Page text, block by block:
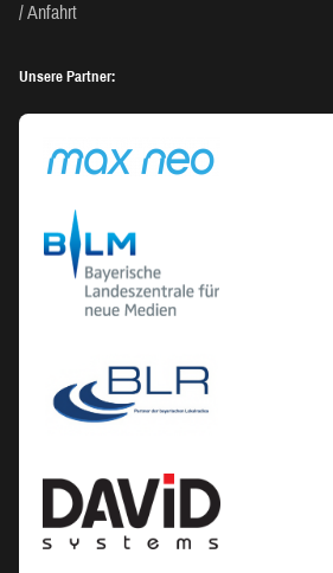
Anfahrt
Unsere Partner: